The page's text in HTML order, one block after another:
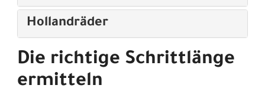
Hollandräder
Die richtige Schrittlänge
ermitteln